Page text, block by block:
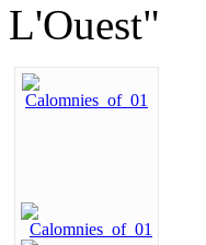
L'Ouest"